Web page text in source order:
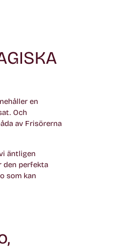
en
Och
av Frisörerna
äntligen
den perfekta
som kan